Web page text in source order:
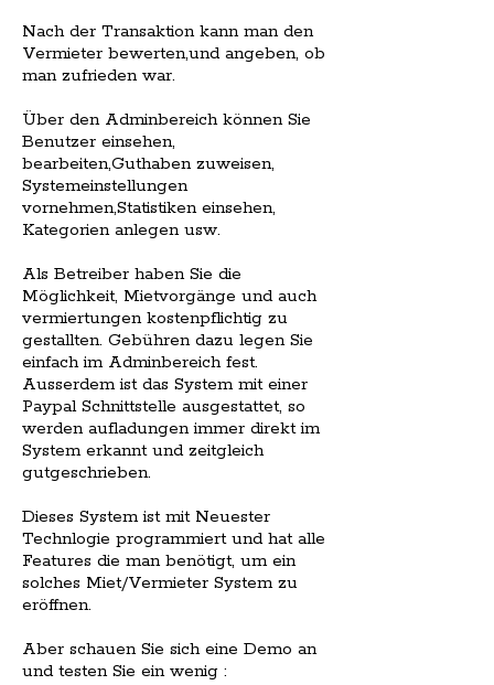
Nach der Transaktion kann man den
Vermieter bewerten,und angeben, ob
man zufrieden war.
Über den Adminbereich können Sie
Benutzer einsehen,
bearbeiten,Guthaben zuweisen,
Systemeinstellungen
vornehmen,Statistiken einsehen,
Kategorien anlegen usw.
Als Betreiber haben Sie die
Möglichkeit, Mietvorgänge und auch
vermiertungen kostenpflichtig zu
gestallten. Gebühren dazu legen Sie
einfach im Adminbereich fest.
Ausserdem ist das System mit einer
Paypal Schnittstelle ausgestattet, so
werden aufladungen immer direkt im
System erkannt und zeitgleich
gutgeschrieben.
Dieses System ist mit Neuester
Technlogie programmiert und hat alle
Features die man benötigt, um ein
solches Miet/Vermieter System zu
eröffnen.
Aber schauen Sie sich eine Demo an
und testen Sie ein wenig :